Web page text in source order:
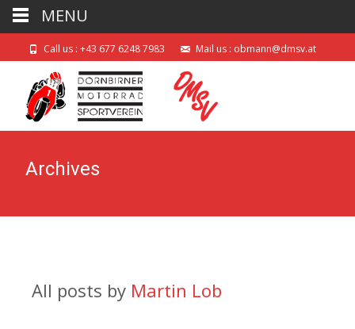
Call us : +43 677 6248 7983 Mail us : obmann@dmsv.at
Archives
All posts by Martin Lob
MENU